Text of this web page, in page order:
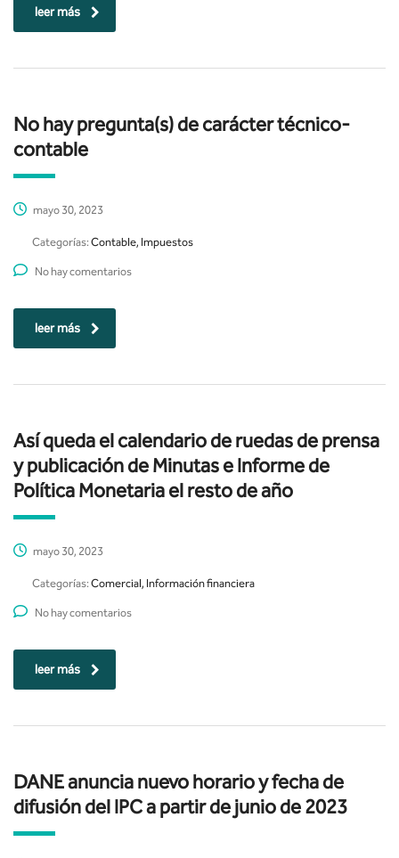
leer más
No hay pregunta(s) de carácter técnico-
contable
mayo 30, 2023
Categorías: Contable, Impuestos
No hay comentarios
leer más
Así queda el calendario de ruedas de prensa
y publicación de Minutas e Informe de
Política Monetaria el resto de año
mayo 30, 2023
Categorías: Comercial, Información financiera
No hay comentarios
leer más
DANE anuncia nuevo horario y fecha de
difusión del IPC a partir de junio de 2023